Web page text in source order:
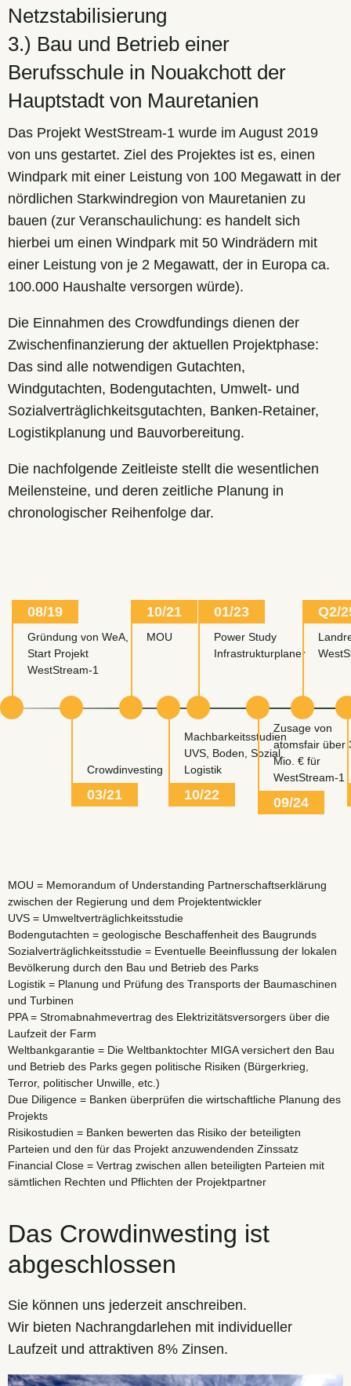
Netzstabilisierung
3.) Bau und Betrieb einer
Berufsschule in Nouakchott der
Hauptstadt von Mauretanien
Das Projekt WestStream-1 wurde im August 2019
von uns gestartet. Ziel des Projektes ist es, einen
Windpark mit einer Leistung von 100 Megawatt in der
nördlichen Starkwindregion von Mauretanien zu
bauen (zur Veranschaulichung: es handelt sich
hierbei um einen Windpark mit 50 Windrädern mit
einer Leistung von je 2 Megawatt, der in Europa ca.
100.000 Haushalte versorgen würde).
Die Einnahmen des Crowdfundings dienen der
Zwischenfinanzierung der aktuellen Projektphase:
Das sind alle notwendigen Gutachten,
Windgutachten, Bodengutachten, Umwelt- und
Sozialverträglichkeitsgutachten, Banken-Retainer,
Logistikplanung und Bauvorbereitung.
Die nachfolgende Zeitleiste stellt die wesentlichen
Meilensteine, und deren zeitliche Planung in
chronologischer Reihenfolge dar.
08/19
Gründung von WeA,
Start Projekt
WestStream-1
Crowdinvesting
03/21
10/21
MOU
Machbarkeitsstudien
UVS, Boden, Sozial,
Logistik
10/22
01/23
Power Study
Infrastrukturplaner
Zusage von
atomsfair über
Mio. € für
WestStream-1
09/24
Q2/
MOU = Memorandum of Understanding Partnerschaftserklärung
zwischen der Regierung und dem Projektentwickler
UVS = Umweltverträglichkeitsstudie
Bodengutachten = geologische Beschaffenheit des Baugrunds
Sozialverträglichkeitsstudie = Eventuelle Beeinflussung der lokalen
Bevölkerung durch den Bau und Betrieb des Parks
Logistik = Planung und Prüfung des Transports der Baumaschinen
und Turbinen
PPA = Stromabnahmevertrag des Elektrizitätsversorgers über die
Laufzeit der Farm
Weltbankgarantie = Die Weltbanktochter MIGA versichert den Bau
und Betrieb des Parks gegen politische Risiken (Bürgerkrieg,
Terror, politischer Unwille, etc.)
Due Diligence = Banken überprüfen die wirtschaftliche Planung des
Projekts
Risikostudien = Banken bewerten das Risiko der beteiligten
Parteien und den für das Projekt anzuwendenden Zinssatz
Financial Close = Vertrag zwischen allen beteiligten Parteien mit
sämtlichen Rechten und Pflichten der Projektpartner
Das Crowdinwesting ist
abgeschlossen
Sie können uns jederzeit anschreiben.
Wir bieten Nachrangdarlehen mit individueller
Laufzeit und attraktiven 8% Zinsen.